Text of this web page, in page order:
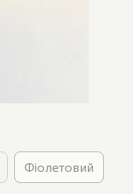
Фіолетовий